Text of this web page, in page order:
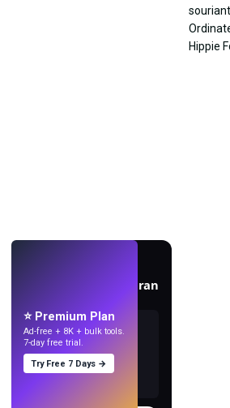
Créez des fonds d'écran
⭐ Premium Plan
Ad-free + 8K + bulk tools.
7-day free trial.
Try Free 7 Days →